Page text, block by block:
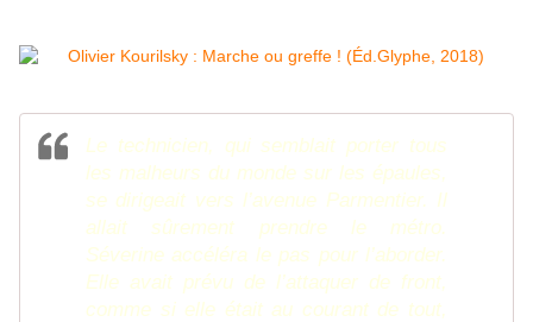
Le technicien, qui semblait porter tous
les malheurs du monde sur les épaules,
se dirigeait vers l’avenue Parmentier. Il
allait sûrement prendre le métro.
Séverine accéléra le pas pour l’aborder.
Elle avait prévu de l’attaquer de front,
comme si elle était au courant de tout,